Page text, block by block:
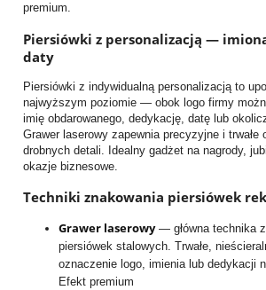
premium.
Piersiówki z personalizacją —
daty
Piersiówki z indywidualną personalizacją to
najwyższym poziomie — obok logo firmy
imię obdarowanego, dedykację, datę lub
Grawer laserowy zapewnia precyzyjne i trwałe
drobnych detali. Idealny gadżet na nagrody,
okazje biznesowe.
Techniki znakowania piersiówek
Grawer laserowy— główna technika
piersiówek stalowych. Trwałe,
oznaczenie logo, imienia lub dedykacji
Efekt premium